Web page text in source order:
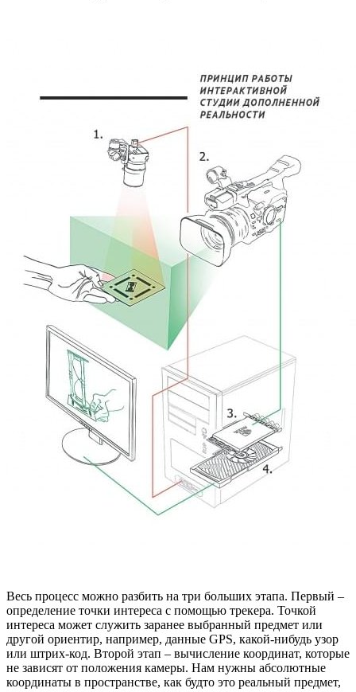
Весь процесс можно разбить на три больших этапа. Первый –
определение точки интереса с помощью трекера. Точкой
интереса может служить заранее выбранный предмет или
другой ориентир, например, данные GPS, какой-нибудь узор
или штрих-код. Второй этап – вычисление координат, которые
не зависят от положения камеры. Нам нужны абсолютные
координаты в пространстве, как будто это реальный предмет,